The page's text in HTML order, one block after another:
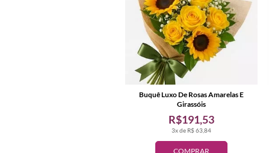
COMPRAR
3x de R$ 63,84
R$191,53
Buquê Luxo De Rosas Amarelas E
Girassóis